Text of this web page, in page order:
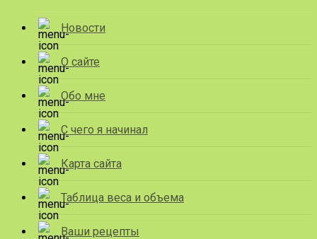
Новости
О сайте
Обо мне
С чего я начинал
Карта сайта
Таблица веса и объема
Ваши рецепты